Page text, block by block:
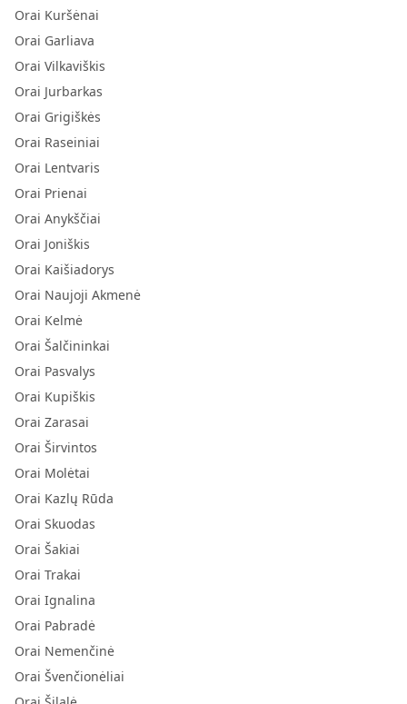
Orai Kuršėnai
Orai Garliava
Orai Vilkaviškis
Orai Jurbarkas
Orai Grigiškės
Orai Raseiniai
Orai Lentvaris
Orai Prienai
Orai Anykščiai
Orai Joniškis
Orai Kaišiadorys
Orai Naujoji Akmenė
Orai Kelmė
Orai Šalčininkai
Orai Pasvalys
Orai Kupiškis
Orai Zarasai
Orai Širvintos
Orai Molėtai
Orai Kazlų Rūda
Orai Skuodas
Orai Šakiai
Orai Trakai
Orai Ignalina
Orai Pabradė
Orai Nemenčinė
Orai Švenčionėliai